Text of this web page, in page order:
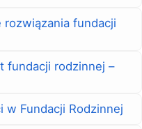
fundacji
fundacji rodzinnej –
w Fundacji Rodzinnej